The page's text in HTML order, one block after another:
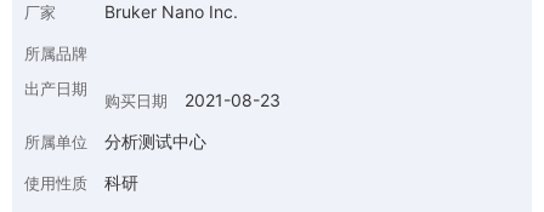
厂家 Bruker Nano Inc.
所属品牌
出产日期
购买日期 2021-08-23
所属单位 分析测试中心
使用性质 科研